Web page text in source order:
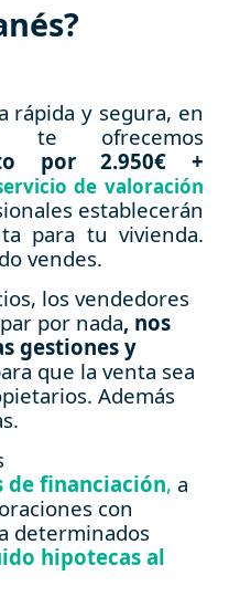
rápida y segura, en
te ofrecemos
por 2.950€ +
de valoración
establecerán
para tu vivienda.
vendes.
los vendedores
por nada, nos
gestiones y
que la venta sea
Además
de financiación, a
con
determinados
hipotecas al